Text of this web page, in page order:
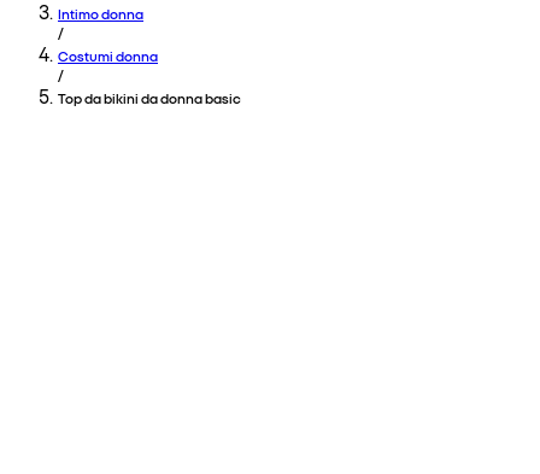
Intimo donna
/
Costumi donna
/
Top da bikini da donna basic